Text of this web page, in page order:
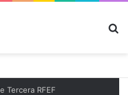
Tercera RFEF